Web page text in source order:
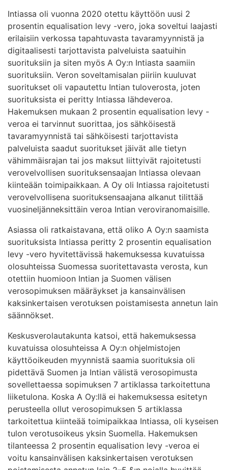
Intiassa oli vuonna 2020 otettu käyttöön uusi 2
prosentin equalisation levy -vero, joka soveltui laajasti
erilaisiin verkossa tapahtuvasta tavaramyynnistä ja
digitaalisesti tarjottavista palveluista saatuihin
suorituksiin ja siten myös A Oy:n Intiasta saamiin
suorituksiin. Veron soveltamisalan piiriin kuuluvat
suoritukset oli vapautettu Intian tuloverosta, joten
suorituksista ei peritty Intiassa lähdeveroa.
Hakemuksen mukaan 2 prosentin equalisation levy -
veroa ei tarvinnut suorittaa, jos sähköisestä
tavaramyynnistä tai sähköisesti tarjottavista
palveluista saadut suoritukset jäivät alle tietyn
vähimmäisrajan tai jos maksut liittyivät rajoitetusti
verovelvollisen suorituksensaajan Intiassa olevaan
kiinteään toimipaikkaan. A Oy oli Intiassa rajoitetusti
verovelvollisena suorituksensaajana alkanut tilittää
vuosineljänneksittäin veroa Intian veroviranomaisille.
Asiassa oli ratkaistavana, että oliko A Oy:n saamista
suorituksista Intiassa peritty 2 prosentin equalisation
levy -vero hyvitettävissä hakemuksessa kuvatuissa
olosuhteissa Suomessa suoritettavasta verosta, kun
otettiin huomioon Intian ja Suomen välisen
verosopimuksen määräykset ja kansainvälisen
kaksinkertaisen verotuksen poistamisesta annetun lain
säännökset.
Keskusverolautakunta katsoi, että hakemuksessa
kuvatuissa olosuhteissa A Oy:n ohjelmistojen
käyttöoikeuden myynnistä saamia suorituksia oli
pidettävä Suomen ja Intian välistä verosopimusta
sovellettaessa sopimuksen 7 artiklassa tarkoitettuna
liiketulona. Koska A Oy:llä ei hakemuksessa esitetyn
perusteella ollut verosopimuksen 5 artiklassa
tarkoitettua kiinteää toimipaikkaa Intiassa, oli kyseisen
tulon verotusoikeus yksin Suomella. Hakemuksen
tilanteessa 2 prosentin equalisation levy -veroa ei
voitu kansainvälisen kaksinkertaisen verotuksen